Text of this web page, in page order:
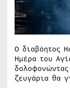
Ο διαβόητος
Ημέρα του
ζευγάρια θα